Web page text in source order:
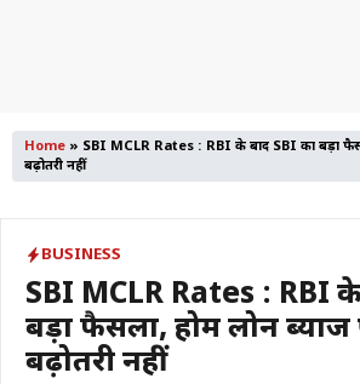
Home » SBI MCLR Rates : RBI के बाद SBI का बड़ा
बढ़ोतरी नहीं
BUSINESS
SBI MCLR Rates : RBI
बड़ा फैसला, होम लोन ब्याज
बढ़ोतरी नहीं